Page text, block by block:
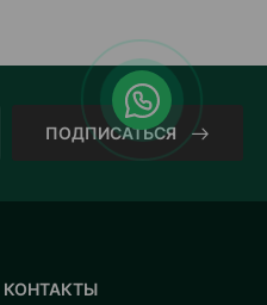
ПОДПИСАТЬСЯ
КОНТАКТЫ